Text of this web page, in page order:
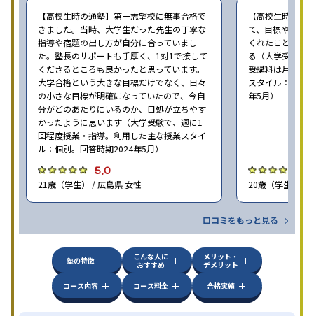
【高校生時の通塾】第一志望校に無事合格で
きました。当時、大学生だった先生の丁寧な
指導や宿題の出し方が自分に合っていまし
た。塾長のサポートも手厚く、1対1で接して
くださるところも良かったと思っています。
大学合格という大きな目標だけでなく、日々
の小さな目標が明確になっていたので、今自
分がどのあたりにいるのか、目処が立ちやす
かったように思います（大学受験で、週に1
回程度授業・指導。利用した主な授業スタイ
ル：個別。回答時期2024年5月）
5.0
21歳（学生） / 広島県 女性
【高校生時の通
て、目標や勉強
くれたことが、
る（大学受験で
受講料は月
スタイル：個別
年5月）
20歳（学生） /
口コミをもっと見る
塾の特徴
こんな人に
おすすめ
メリット・
デメリット
コース内容
コース料金 合格実績